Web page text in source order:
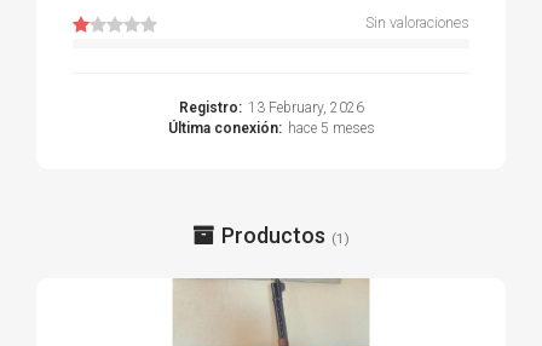
Sin valoraciones
Registro: 13 February, 2026
Última conexión: hace 5 meses
Productos (1)